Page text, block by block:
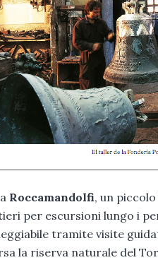
Roccamandolfi, un
per escursioni lungo i
tramite visite
la riserva naturale del